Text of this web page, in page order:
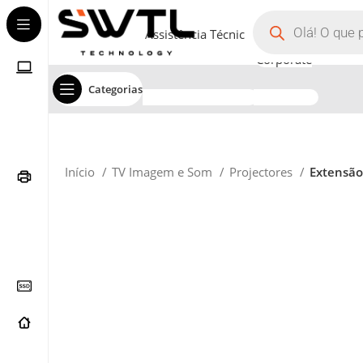
Categorias
Assistência Técnica
Corporate
Início TV Imagem e Som Projectores